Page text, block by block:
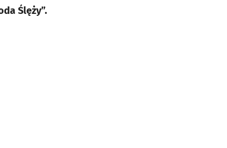
Ślęży”.